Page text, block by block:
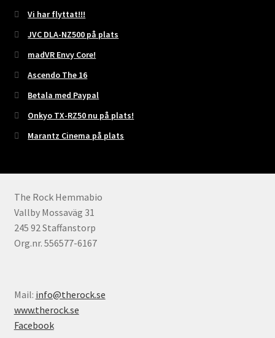
Vi har flyttat!!!
JVC DLA-NZ500 på plats
madVR Envy Core!
Ascendo The 16
Betala med Paypal
Onkyo TX-RZ50 nu på plats!
Marantz Cinema på plats
The Rock Hemmabio
Vallby Mossaväg 31
245 92 Staffanstorp
Org.nr. 556577-6167
Mail: info@therock.se
www.therock.se
Facebook